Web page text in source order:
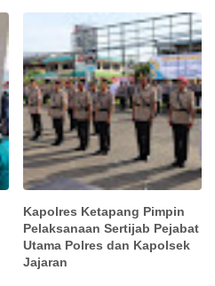
Kapolres Ketapang Pimpin
Pelaksanaan Sertijab Pejabat
Utama Polres dan Kapolsek
Jajaran